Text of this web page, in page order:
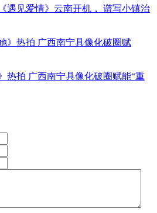
遇见爱情》云南开机， 谱写小镇治
热拍 广西南宁具像化破圈赋能“重